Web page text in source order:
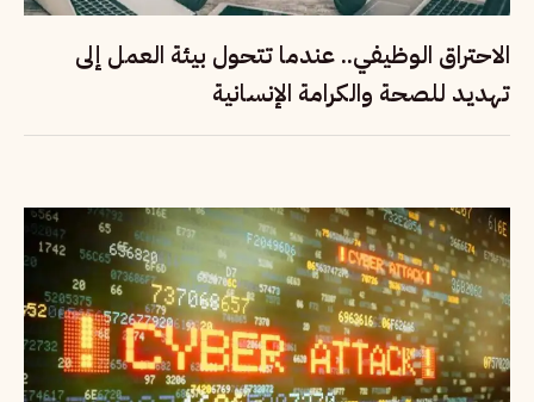
الاحتراق الوظيفي.. عندما تتحول بيئة العمل إلى
تهديد للصحة والكرامة الإنسانية